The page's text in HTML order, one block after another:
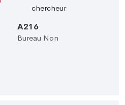
chercheur
A216
Bureau Non